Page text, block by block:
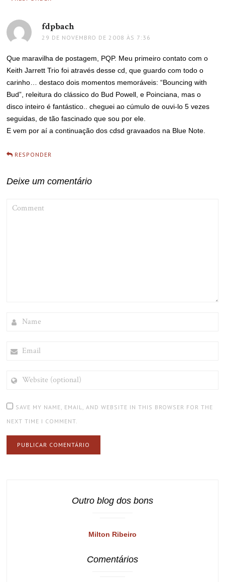
fdpbachdisse:
29 DE NOVEMBRO DE 2008 ÀS 7:36
Que maravilha de postagem, PQP. Meu primeiro contato com o
Keith Jarrett Trio foi através desse cd, que guardo com todo o
carinho… destaco dois momentos memoráveis: “Bouncing with
Bud”, releitura do clássico do Bud Powell, e Poinciana, mas o
disco inteiro é fantástico.. cheguei ao cúmulo de ouvi-lo 5 vezes
seguidas, de tão fascinado que sou por ele.
E vem por aí a continuação dos cdsd gravaados na Blue Note.
RESPONDER
Deixe um comentário
(OPTIONAL)
SAVE MY NAME, EMAIL, AND WEBSITE IN THIS BROWSER FOR THE
NEXT TIME I COMMENT.
Outro blog dos bons
Milton Ribeiro
Comentários